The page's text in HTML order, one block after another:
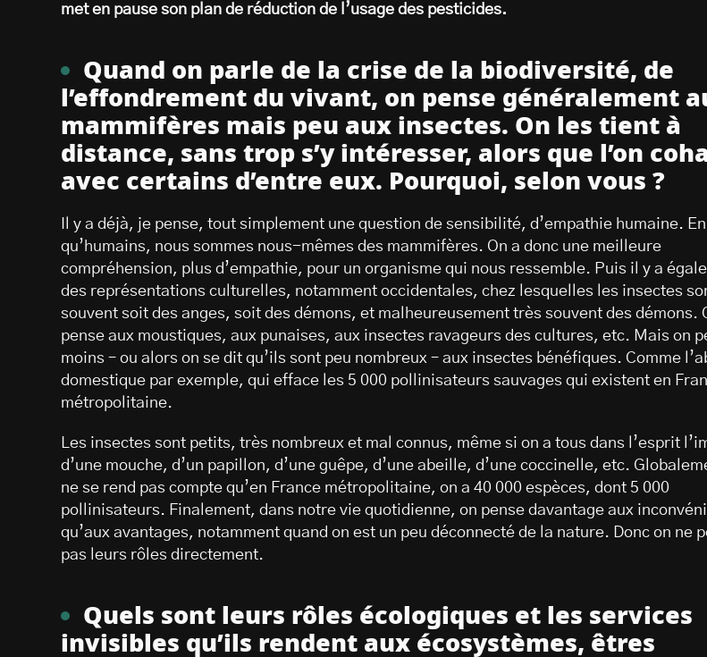
met en pause son plan de réduction de l’usage des pesticides.
Quand on parle de la crise de la biodiversité, de
l’effondrement du vivant, on pense généralement
mammifères mais peu aux insectes. On les tient à
distance, sans trop s’y intéresser, alors que l’on
avec certains d’entre eux. Pourquoi, selon vous ?
Il y a déjà, je pense, tout simplement une question de sensibilité, d’empathie humaine.
qu’humains, nous sommes nous-mêmes des mammifères. On a donc une meilleure
compréhension, plus d’empathie, pour un organisme qui nous ressemble. Puis il y a
des représentations culturelles, notamment occidentales, chez lesquelles les insectes
souvent soit des anges, soit des démons, et malheureusement très souvent des démons.
pense aux moustiques, aux punaises, aux insectes ravageurs des cultures, etc. Mais on
moins – ou alors on se dit qu’ils sont peu nombreux – aux insectes bénéfiques. Comme
domestique par exemple, qui efface les 5 000 pollinisateurs sauvages qui existent en
métropolitaine.
Les insectes sont petits, très nombreux et mal connus, même si on a tous dans l’esprit
d’une mouche, d’un papillon, d’une guêpe, d’une abeille, d’une coccinelle, etc.
ne se rend pas compte qu’en France métropolitaine, on a 40 000 espèces, dont 5 000
pollinisateurs. Finalement, dans notre vie quotidienne, on pense davantage aux
qu’aux avantages, notamment quand on est un peu déconnecté de la nature. Donc on ne
pas leurs rôles directement.
Quels sont leurs rôles écologiques et les services
invisibles qu’ils rendent aux écosystèmes, êtres